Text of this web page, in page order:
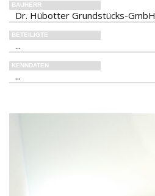
BAUHERR
Dr. Hübotter Grundstücks-GmbH
BETEILIGTE
...
KENNDATEN
...